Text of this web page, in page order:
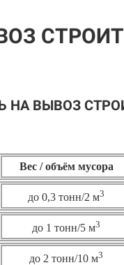
НА ВЫВОЗ
Вес / объём мусора
до 0,3 тонн/2 м3
до 1 тонн/5 м3
до 2 тонн/10 м3